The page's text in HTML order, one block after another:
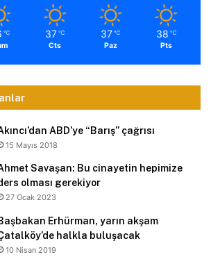
℃ 37 ℃
Cts
37 ℃
Paz
38 ℃
Pts
ABD’ye “Barış” çağrısı
15 Mayıs 2018
Savaşan: Bu cinayetin hepimize
olması gerekiyor
27 Ocak 2023
Erhürman, yarın akşam
halkla buluşacak
10 Nisan 2019